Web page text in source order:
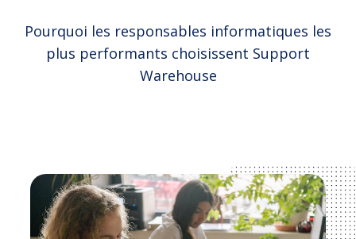
Pourquoi les responsables informatiques les
plus performants choisissent Support
Warehouse